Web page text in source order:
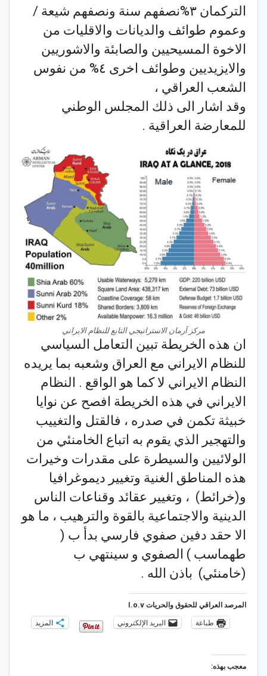
التركمان ٣%نصفهم سنة ونصفهم شيعة /
وعموم طوائف والديانات والاقليات من
الاخوة المسيحيين والصابئة والاشوريين
والايزيديين وطوائف اخرى ٤% من نفوس
الشعب العراقي ،
وقد اشار الى ذلك المجلس الوطني
للمعارضة العراقية .
مركز آرمان الاستراتيجي التابع للنظام الايراني
ان هذه الخريطة تبين التعامل السياسي
للنظام الايراني مع العراق وشعبه بما يريده
النظام الايراني لا كما هو الواقع . النظام
الايراني في هذه الخريطة افصح عن نوايا
خبيثة تكمن في صدره ، فالقتل والتغييب
والتهجير الذي يقوم به اتباع الخامنئي من
الولائيين والسيطرة على مقدرات وخيرات
هذه المناطق الغنية وتغيير ديموغرافيا
و(خرائط) ، وتغيير عقائد وقناعات الناس
الدينية والاجتماعية بالقوة والترهيب ، ما هو
الا حقد دفين صفوي فارسي بدأ ب (
طهماسب ) الصفوي و سينتهي ب
(خامنئي) باذن الله .
المرصد العراقي للحقوق والحريات I.o.v
طباعة البريد الإلكتروني المزيد
معجب بهذه: